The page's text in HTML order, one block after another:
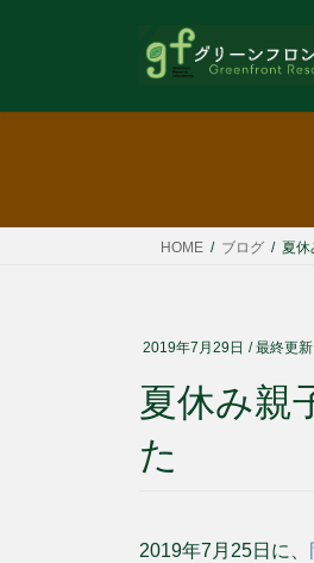
HOME ブログ 夏休
2019年7月29日 / 最終更
夏休み親
た
2019年7月25日に、